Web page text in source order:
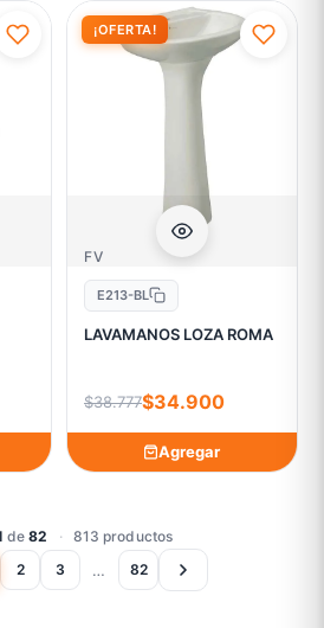
¡OFERTA!
FV
E213-BL
LAVAMANOS LOZA ROMA
$38.777$34.900
Agregar
de82 ·
813 productos
2 3 … 82